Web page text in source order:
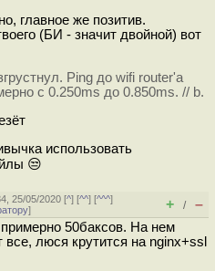
главное же позитив.
(БИ - значит двойной) вот
Ping до wifi router'а
с 0.250ms до 0.850ms. // b.
использовать
😒
25/05/2020 [^] [^^] [^^^]
] + / –
примерно 50баксов. На нем
все, люся крутится на nginx+ssl